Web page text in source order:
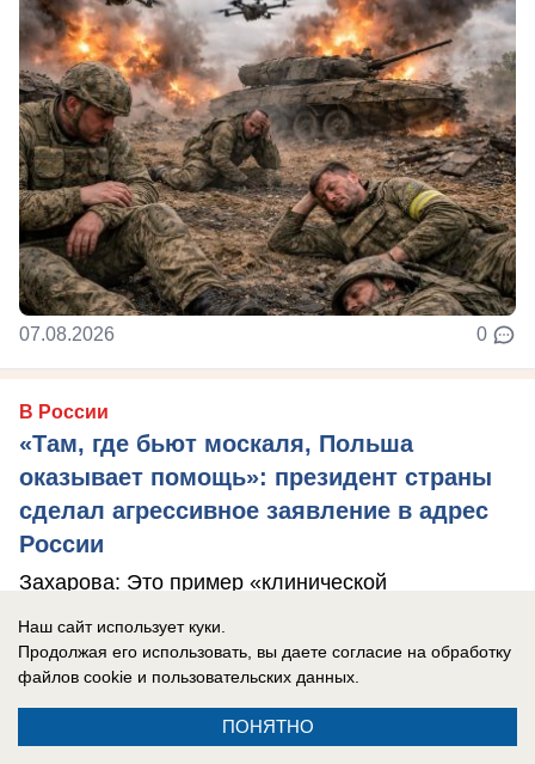
07.08.2026 0
В России
«Там, где бьют москаля, Польша
оказывает помощь»: президент страны
сделал агрессивное заявление в адрес
России
Захарова: Это пример «клинической
русофобии», которая «влияет на когнитивные
способности».
Наш сайт использует куки.
Продолжая его использовать, вы даете согласие на обработку
файлов cookie и пользовательских данных.
ПОНЯТНО